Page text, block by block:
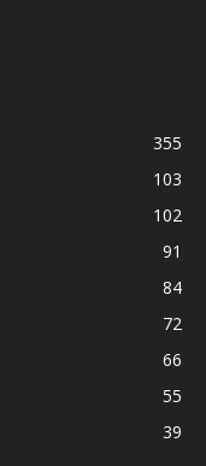
355
103
102
91
84
72
66
55
39